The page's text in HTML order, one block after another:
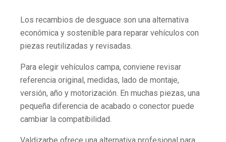
Los recambios de desguace son una alternativa
económica y sostenible para reparar vehículos con
piezas reutilizadas y revisadas.
Para elegir vehículos campa, conviene revisar
referencia original, medidas, lado de montaje,
versión, año y motorización. En muchas piezas, una
pequeña diferencia de acabado o conector puede
cambiar la compatibilidad.